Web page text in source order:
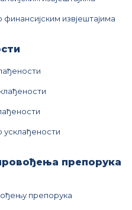
извјештајима
препорука
препорука